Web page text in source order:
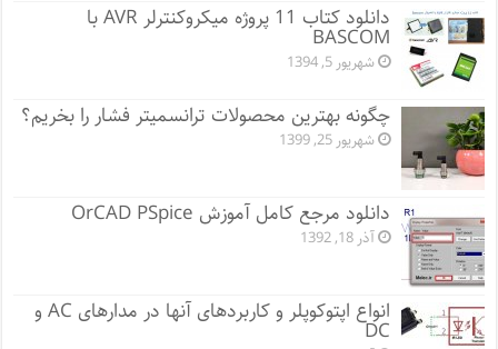
دانلود کتاب 11 پروژه میکروکنترلر AVR با
BASCOM
شهریور 5, 1394
چگونه بهترین محصولات ترانسمیتر فشار را بخریم؟
شهریور 25, 1399
دانلود مرجع کامل آموزش OrCAD PSpice
آذر 18, 1392
انواع اپتوکوپلر و کاربردهای آنها در مدارهای AC و
DC